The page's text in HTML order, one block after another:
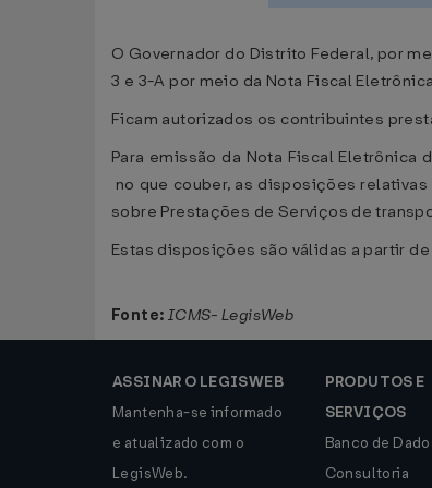
O Governador do Distrito Federal, por
3 e 3-A por meio da Nota Fiscal
Ficam autorizados os contribuintes
Para emissão da Nota Fiscal
no que couber, as disposições
sobre Prestações de Serviços de
Estas disposições são válidas a partir
Fonte: ICMS- LegisWeb
ASSINAR O LEGISWEB
Mantenha-se informado
e atualizado com o
LegisWeb.
PRODUTOS E
SERVIÇOS
Banco de
Consultoria